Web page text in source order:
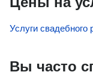
Вы часто